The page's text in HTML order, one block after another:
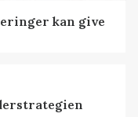
kan give